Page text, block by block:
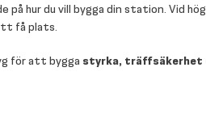
på hur du vill bygga din station. Vid
få plats.
för att bygga styrka, träffsäkerhet